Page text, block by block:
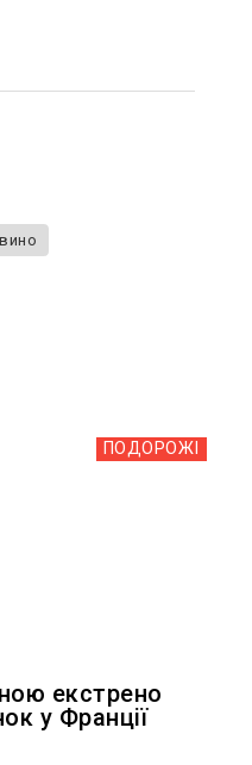
ПОДОРОЖІ
екстрено
у Франції